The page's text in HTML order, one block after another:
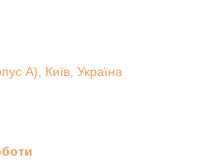
А), Київ, Україна